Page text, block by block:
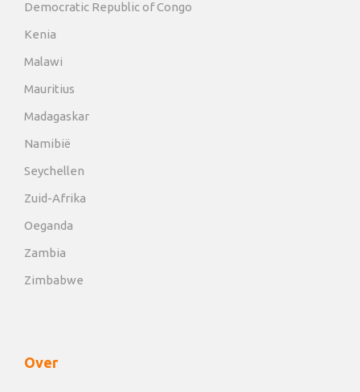
Democratic Republic of Congo
Kenia
Malawi
Mauritius
Madagaskar
Namibië
Seychellen
Zuid-Afrika
Oeganda
Zambia
Zimbabwe
Over